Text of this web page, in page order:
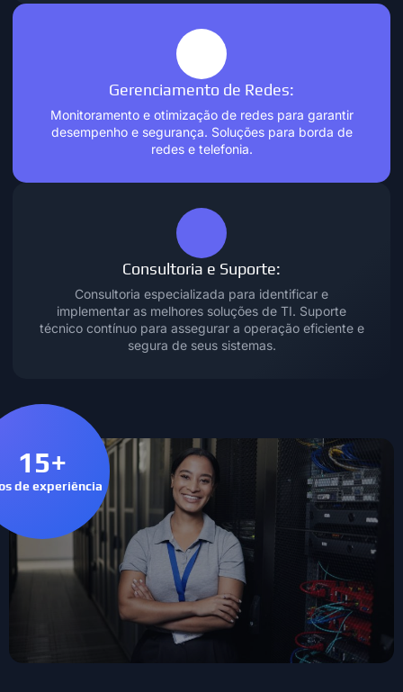
Gerenciamento de Redes:
Monitoramento e otimização de redes para garantir
desempenho e segurança. Soluções para borda de
redes e telefonia.
Consultoria e Suporte:
Consultoria especializada para identificar e
implementar as melhores soluções de TI. Suporte
técnico contínuo para assegurar a operação eficiente e
segura de seus sistemas.
15+
de experiência